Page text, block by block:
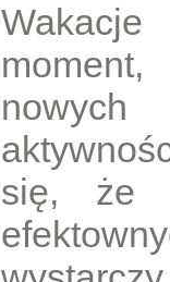
nowych
się, że